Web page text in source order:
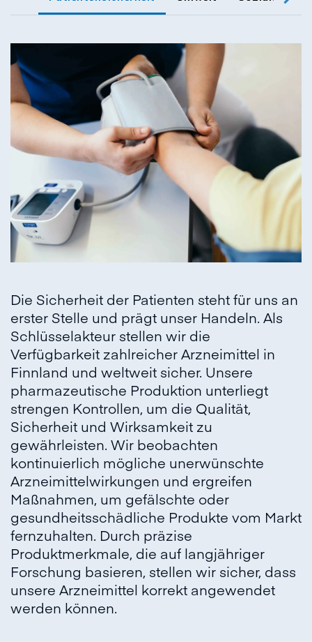
Die Sicherheit der Patienten steht für uns an
erster Stelle und prägt unser Handeln. Als
Schlüsselakteur stellen wir die
Verfügbarkeit zahlreicher Arzneimittel in
Finnland und weltweit sicher. Unsere
pharmazeutische Produktion unterliegt
strengen Kontrollen, um die Qualität,
Sicherheit und Wirksamkeit zu
gewährleisten. Wir beobachten
kontinuierlich mögliche unerwünschte
Arzneimittelwirkungen und ergreifen
Maßnahmen, um gefälschte oder
gesundheitsschädliche Produkte vom Markt
fernzuhalten. Durch präzise
Produktmerkmale, die auf langjähriger
Forschung basieren, stellen wir sicher, dass
unsere Arzneimittel korrekt angewendet
werden können.